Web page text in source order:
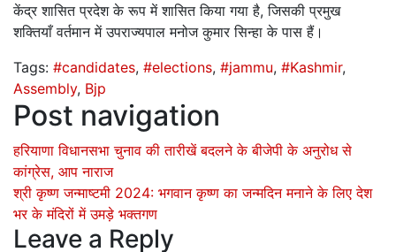
केंद्र शासित प्रदेश के रूप में शासित किया गया है, जिसकी प्रमुख
शक्तियाँ वर्तमान में उपराज्यपाल मनोज कुमार सिन्हा के पास हैं।
Tags: #candidates, #elections, #jammu, #Kashmir,
Assembly, Bjp
Post navigation
हरियाणा विधानसभा चुनाव की तारीखें बदलने के बीजेपी के अनुरोध से
कांग्रेस, आप नाराज
श्री कृष्ण जन्माष्टमी 2024: भगवान कृष्ण का जन्मदिन मनाने के लिए देश
भर के मंदिरों में उमड़े भक्तगण
Leave a Reply